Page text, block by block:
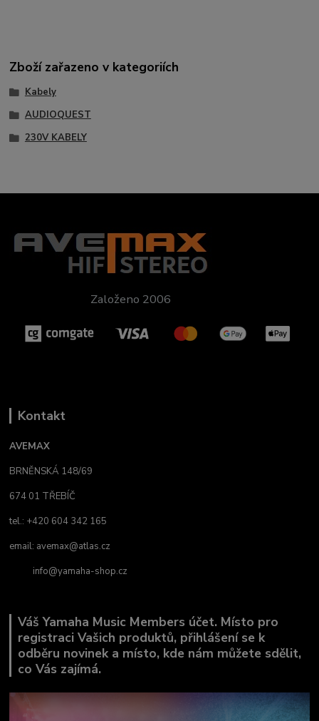
Zboží zařazeno v kategoriích
Kabely
AUDIOQUEST
230V KABELY
Založeno 2006
Kontakt
AVEMAX
BRNĚNSKÁ 148/69
674 01 TŘEBÍČ
tel.: +420 604 342 165
email: avemax@atlas.cz
info@yamaha-shop.cz
Váš Yamaha Music Members účet. Místo pro
registraci Vašich produktů, přihlášení se k
odběru novinek a místo, kde nám můžete sdělit,
co Vás zajímá.